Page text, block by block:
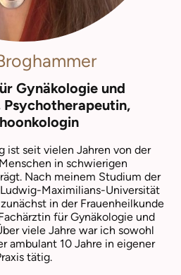
Gynäkologie und
ist seit vielen Jahren von der
in schwierigen
Nach meinem Studium der
Maximilians-Universität
in der Frauenheilkunde
für Gynäkologie und
viele Jahre war ich sowohl
ambulant 10 Jahre in eigener
tätig.